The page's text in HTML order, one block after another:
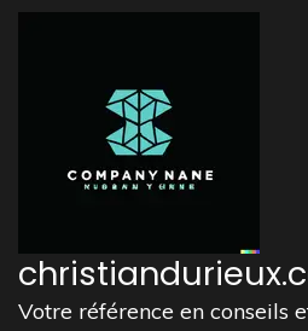
Aller
Votre référence en conseils